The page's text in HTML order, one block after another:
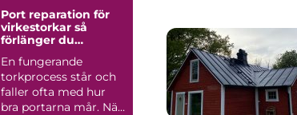
Port reparation för
virkestorkar så
förlänger du
En fungerande
torkprocess står och
faller ofta med hur
bra portarna mår. När